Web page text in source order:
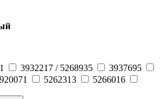
3932217 / 5268935
3937695
5262313
5266016